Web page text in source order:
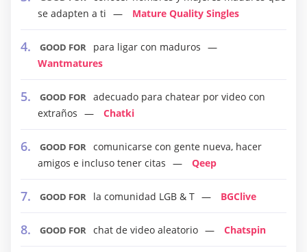
se adapten a ti
Mature Quality Singles
GOOD FOR
para ligar con maduros
Wantmatures
GOOD FOR adecuado para chatear por video con
extraños
Chatki
GOOD FOR comunicarse con gente nueva, hacer
amigos e incluso tener citas
Qeep
GOOD FOR la comunidad LGB & T BGClive
GOOD FOR chat de video aleatorio Chatspin